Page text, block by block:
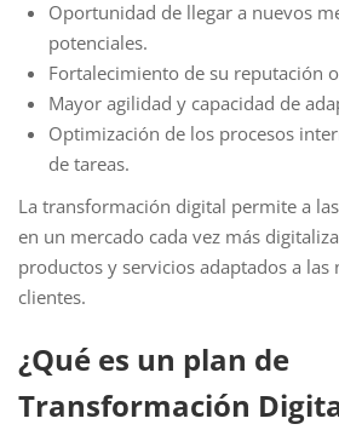
Oportunidad de llegar a nuevos
potenciales.
Fortalecimiento de su reputación
Mayor agilidad y capacidad de
Optimización de los procesos
de tareas.
La transformación digital permite a
en un mercado cada vez más
productos y servicios adaptados a las
clientes.
¿Qué es un plan de
Transformación